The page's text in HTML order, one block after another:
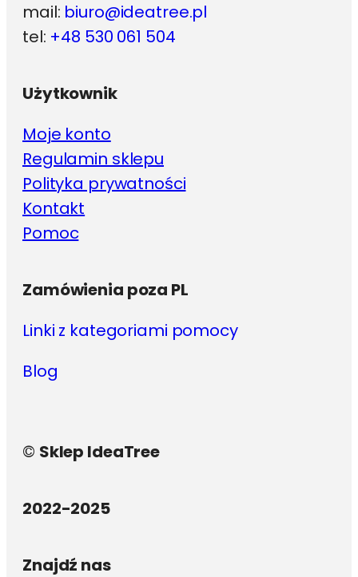
mail: biuro@ideatree.pl
tel: +48 530 061 504
Użytkownik
Moje konto
Regulamin sklepu
Polityka prywatności
Kontakt
Pomoc
Zamówienia poza PL
Linki z kategoriami pomocy
Blog
© Sklep IdeaTree
2022-2025
Znajdź nas